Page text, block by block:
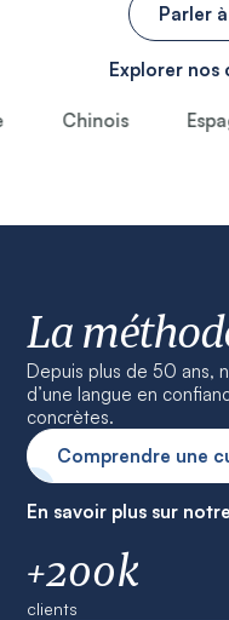
Parler
Explorer nos
Chinois
La
Depuis plus de 50 ans,
d’une langue en
concrètes.
Comprendre une
En savoir plus sur
+200k
clients